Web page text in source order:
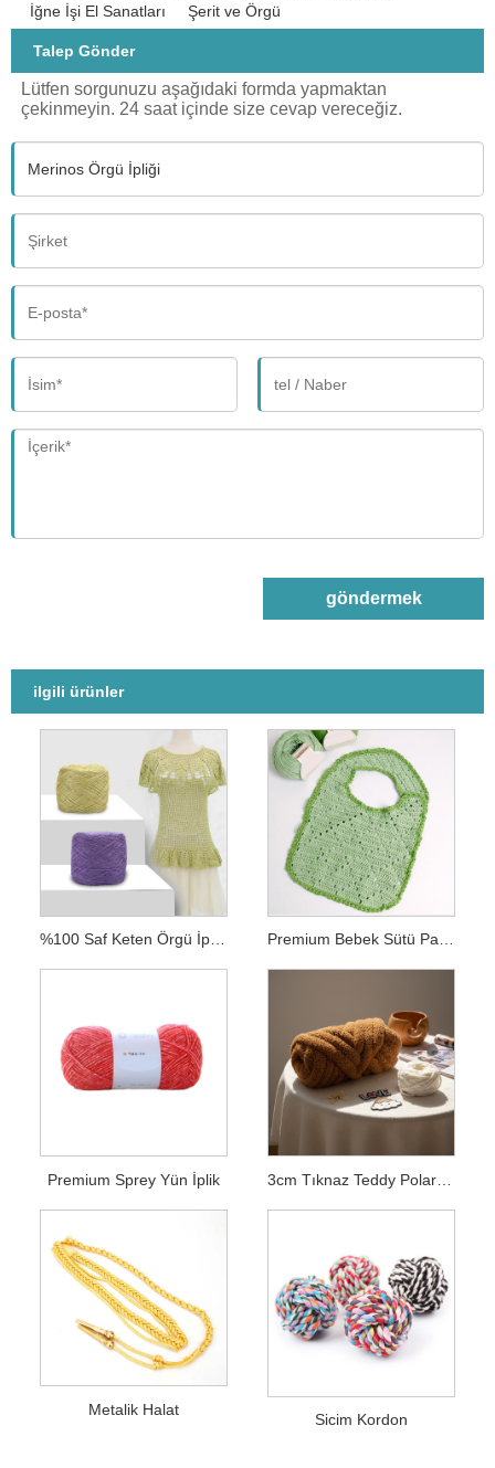
İğne İşi El Sanatları
Şerit ve Örgü
Talep Gönder
Lütfen sorgunuzu aşağıdaki formda yapmaktan
çekinmeyin. 24 saat içinde size cevap vereceğiz.
göndermek
ilgili ürünler
%100 Saf Keten Örgü İpliği Premium Bebek Sütü Pamuk İpliği
Premium Sprey Yün İplik 3cm Tıknaz Teddy Polar Şönil İplik
Metalik Halat
Sicim Kordon